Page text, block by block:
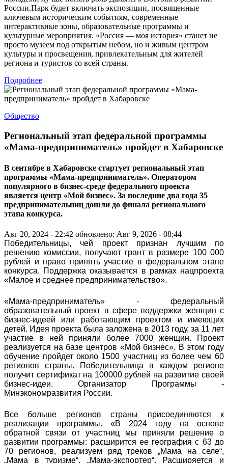
России.Парк будет включать экспозиции, посвященные
ключевым историческим событиям, современные
интерактивные зоны, образовательные программы и
культурные мероприятия. «Россия — моя история» станет не
просто музеем под открытым небом, но и живым центром
культуры и просвещения, привлекательным для жителей
региона и туристов со всей страны.
Подробнее
Общество
Региональный этап федеральной программы
«Мама-предприниматель» пройдет в Хабаровске
В сентябре в Хабаровске стартует региональный этап
программы «Мама-предприниматель». Оператором
популярного в бизнес-среде федерального проекта
является центр «Мой бизнес». За последние два года 35
предпринимательниц дошли до финала регионального
этапа конкурса.
Авг 20, 2024 - 22:42 обновлено: Авг 9, 2026 - 08:44
Победительницы, чей проект признан лучшим по
решению комиссии, получают грант в размере 100 000
рублей и право принять участие в федеральном этапе
конкурса. Поддержка оказывается в рамках нацпроекта
«Малое и среднее предпринимательство».
«Мама-предприниматель» - федеральный
образовательный проект в сфере поддержки женщин с
бизнес-идеей или работающим проектом и имеющих
детей. Идея проекта была заложена в 2013 году, за 11 лет
участие в ней приняли более 7000 женщин. Проект
реализуется на базе центров «Мой бизнес». В этом году
обучение пройдет около 1500 участниц из более чем 60
регионов страны. Победительница в каждом регионе
получит сертификат на 100000 рублей на развитие своей
бизнес-идеи. Организатор Программы -
Минэкономразвития России.
Все больше регионов страны присоединяются к
реализации программы. «В 2024 году на основе
обратной связи от участниц мы приняли решение о
развитии программы: расширится ее география с 63 до
70 регионов, реализуем ряд треков „Мама на селе“,
„Мама в туризме“, „Мама-экспортер“. Расширяется и